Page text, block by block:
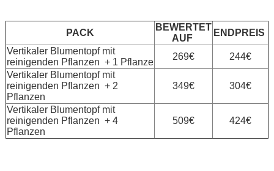
PACK
BEWERTET
AUF
ENDPREIS
Vertikaler Blumentopf mit
reinigenden Pflanzen + 1 Pflanze
269€
244€
Vertikaler Blumentopf mit
reinigenden Pflanzen + 2
Pflanzen
349€ 304€
Vertikaler Blumentopf mit
reinigenden Pflanzen + 4
Pflanzen
509€ 424€